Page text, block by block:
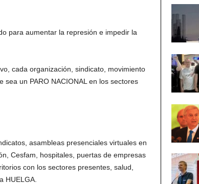
para aumentar la represión e impedir la
cada organización, sindicato, movimiento
un PARO NACIONAL en los sectores
asambleas presenciales virtuales en
Cesfam, hospitales, puertas de empresas
con los sectores presentes, salud,
HUELGA.